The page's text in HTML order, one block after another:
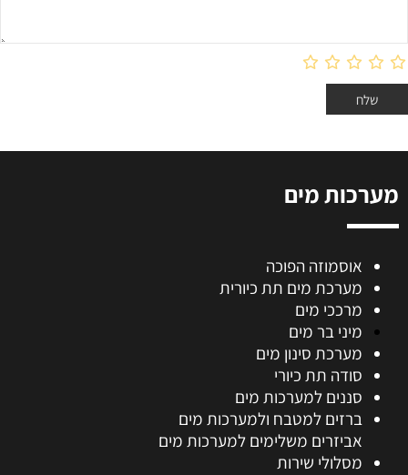
מערכות מים
אוסמוזה הפוכה
מערכת מים תת כיורית
מרככי מים
מיני בר מים
מערכת סינון מים
סודה תת כיורי
סננים למערכות מים
ברזים למטבח ולמערכות מים
אביזרים משלימים למערכות מים
מסלולי שירות